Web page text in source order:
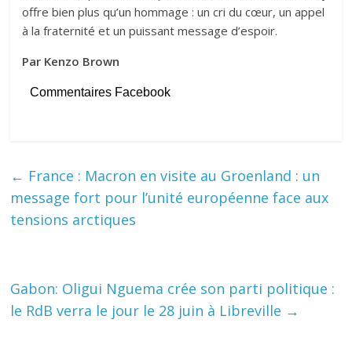
offre bien plus qu’un hommage : un cri du cœur, un appel
à la fraternité et un puissant message d’espoir.
Par Kenzo Brown
Commentaires Facebook
← France : Macron en visite au Groenland : un
message fort pour l’unité européenne face aux
tensions arctiques
Gabon: Oligui Nguema crée son parti politique :
le RdB verra le jour le 28 juin à Libreville →